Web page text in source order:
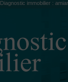
Diagnostic immobilier :